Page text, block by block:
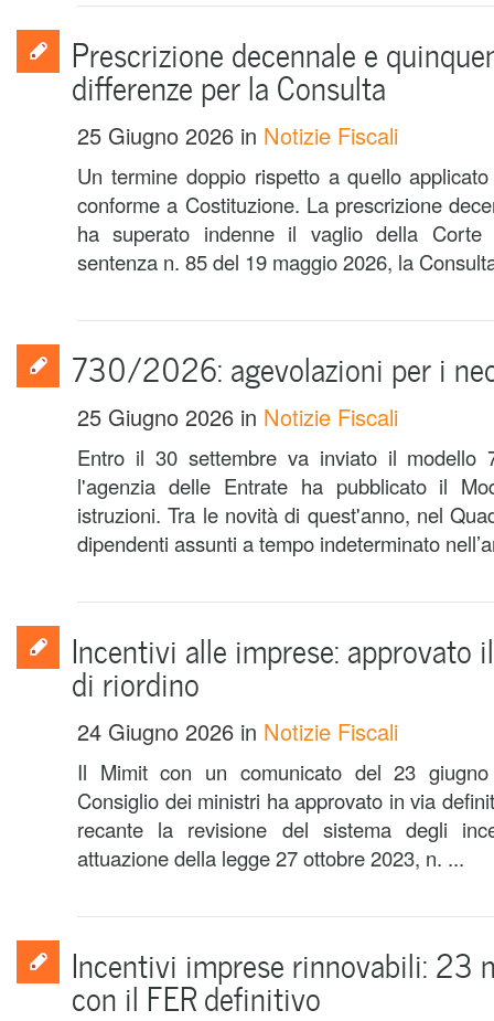
Prescrizione decennale e
differenze per la Consulta
25 Giugno 2026 in Notizie Fiscali
Un termine doppio rispetto a quello
conforme a Costituzione. La prescrizione
ha superato indenne il vaglio della Corte
sentenza n. 85 del 19 maggio 2026, la
730/2026: agevolazioni per i
25 Giugno 2026 in Notizie Fiscali
Entro il 30 settembre va inviato il modello
l'agenzia delle Entrate ha pubblicato il
istruzioni. Tra le novità di quest'anno, nel
dipendenti assunti a tempo indeterminato
Incentivi alle imprese: approvato
di riordino
24 Giugno 2026 in Notizie Fiscali
Il Mimit con un comunicato del 23
Consiglio dei ministri ha approvato in via
recante la revisione del sistema degli
attuazione della legge 27 ottobre 2023, n. ...
Incentivi imprese rinnovabili: 23
con il FER definitivo